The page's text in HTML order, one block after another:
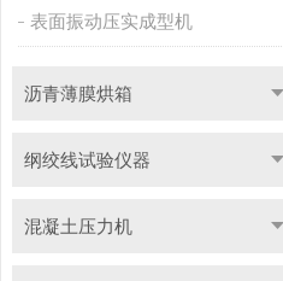
表面振动压实成型机
沥青薄膜烘箱
纲绞线试验仪器
混凝土压力机